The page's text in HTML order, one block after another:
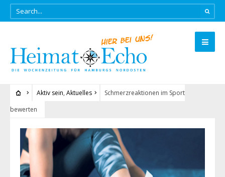
Aktiv sein, Aktuelles
Schmerzreaktionen im Sport
bewerten